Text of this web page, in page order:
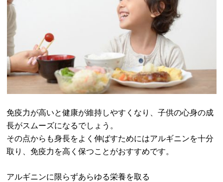
免疫力が高いと健康が維持しやすくなり、子供の心身の成
長がスムーズになるでしょう。
その点からも身長をよく伸ばすためにはアルギニンを十分
取り、免疫力を高く保つことがおすすめです。
アルギニンに限らずあらゆる栄養を取る